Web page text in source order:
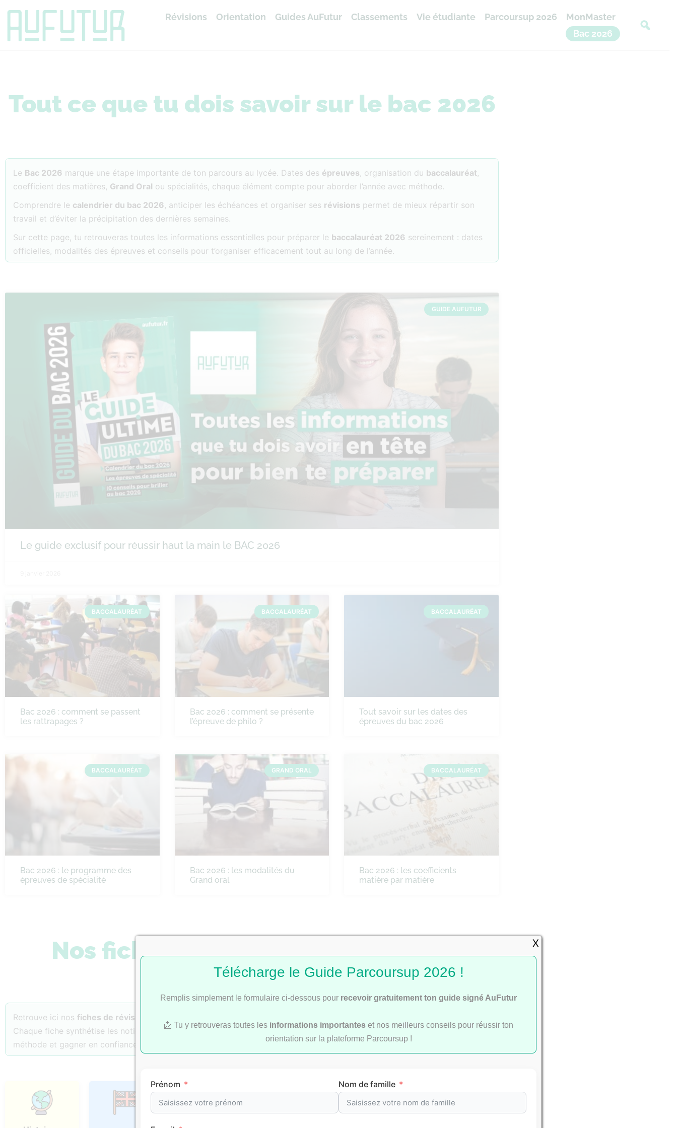
Révisions Orientation Guides AuFutur Classements Vie étudiante Parcoursup 2026
MonMaster
Bac 2026
Tout ce que tu dois savoir sur le bac 2026
Le Bac 2026 marque une étape importante de ton parcours au lycée. Dates des épreuves, organisation du baccalauréat,
coefficient des matières, Grand Oral ou spécialités, chaque élément compte pour aborder l’année avec méthode.
Comprendre le calendrier du bac 2026, anticiper les échéances et organiser ses révisions permet de mieux répartir son
travail et d’éviter la précipitation des dernières semaines.
Sur cette page, tu retrouveras toutes les informations essentielles pour préparer le baccalauréat 2026 sereinement : dates
officielles, modalités des épreuves et conseils pour t’organiser efficacement tout au long de l’année.
GUIDE AUFUTUR
Le guide exclusif pour réussir haut la main le BAC 2026
BACCALAURÉAT
Bac 2026 : comment se passent
les rattrapages ?
BACCALAURÉAT
Bac 2026 : comment se présente
l’épreuve de philo ?
BACCALAURÉAT
Tout savoir sur les dates des
épreuves du bac 2026
BACCALAURÉAT
Bac 2026 : le programme des
épreuves de spécialité
GRAND ORAL
Bac 2026 : les modalités du
Grand oral
BACCALAURÉAT
Bac 2026 : les coefficients
matière par matière
Nos fiches de révision par matière
Retrouve ici nos fiches de révision
Chaque fiche synthétise les notions essentielles, les points de méthode et les repères clés à maîtriser pour progresser avec
méthode et gagner en confiance.
Télécharge le Guide Parcoursup 2026 !
Remplis simplement le formulaire ci-dessous pour recevoir gratuitement ton guide signé AuFutur
📩 Tu y retrouveras toutes les informations importantes et nos meilleurs conseils pour réussir ton
orientation sur la plateforme Parcoursup !
Prénom Nom de famille
X